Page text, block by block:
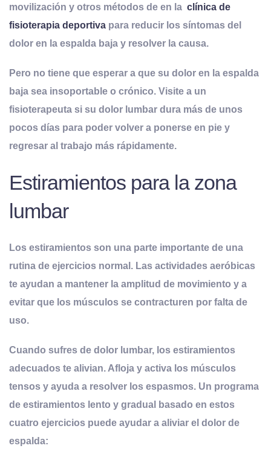
movilización y otros métodos de en la clínica de
fisioterapia deportiva para reducir los síntomas del
dolor en la espalda baja y resolver la causa.
Pero no tiene que esperar a que su dolor en la espalda
baja sea insoportable o crónico. Visite a un
fisioterapeuta si su dolor lumbar dura más de unos
pocos días para poder volver a ponerse en pie y
regresar al trabajo más rápidamente.
Estiramientos para la zona
lumbar
Los estiramientos son una parte importante de una
rutina de ejercicios normal. Las actividades aeróbicas
te ayudan a mantener la amplitud de movimiento y a
evitar que los músculos se contracturen por falta de
uso.
Cuando sufres de dolor lumbar, los estiramientos
adecuados te alivian. Afloja y activa los músculos
tensos y ayuda a resolver los espasmos. Un programa
de estiramientos lento y gradual basado en estos
cuatro ejercicios puede ayudar a aliviar el dolor de
espalda: